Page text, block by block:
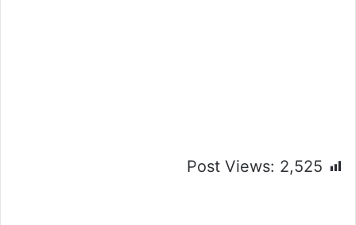
Post Views: 2,525